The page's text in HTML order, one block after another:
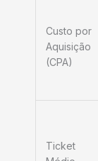
Custo por
Aquisição
(CPA)
Ticket